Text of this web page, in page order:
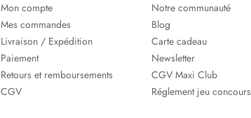
Mon compte
Mes commandes
Livraison / Expédition
Paiement
Retours et remboursements
CGV
Notre communauté
Blog
Carte cadeau
Newsletter
CGV Maxi Club
Réglement jeu concours